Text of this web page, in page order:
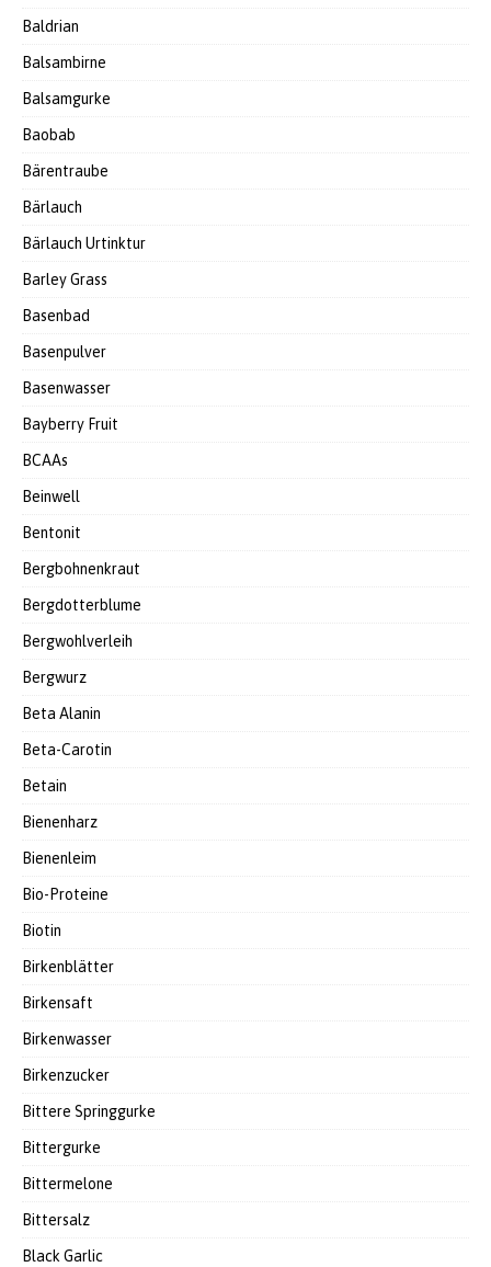
Baldrian
Balsambirne
Balsamgurke
Baobab
Bärentraube
Bärlauch
Bärlauch Urtinktur
Barley Grass
Basenbad
Basenpulver
Basenwasser
Bayberry Fruit
BCAAs
Beinwell
Bentonit
Bergbohnenkraut
Bergdotterblume
Bergwohlverleih
Bergwurz
Beta Alanin
Beta-Carotin
Betain
Bienenharz
Bienenleim
Bio-Proteine
Biotin
Birkenblätter
Birkensaft
Birkenwasser
Birkenzucker
Bittere Springgurke
Bittergurke
Bittermelone
Bittersalz
Black Garlic